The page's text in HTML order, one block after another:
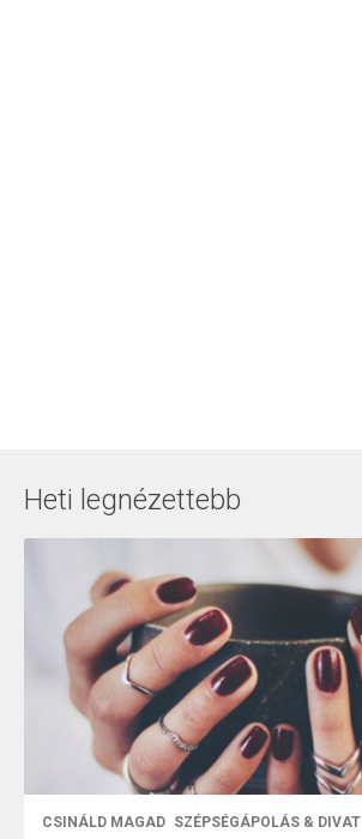
Heti legnézettebb
CSINÁLD MAGAD SZÉPSÉGÁPOLÁS & DIVAT